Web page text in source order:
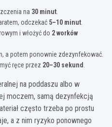
na 30 minut
odczekać 5–10 minut
i włożyć do 2 worków
a potem ponownie zdezynfekować.
ręce przez 20–30 sekund
na poddaszu albo w
moczem, samą dezynfekcją
często trzeba po prostu
a z nim ryzyko ponownego